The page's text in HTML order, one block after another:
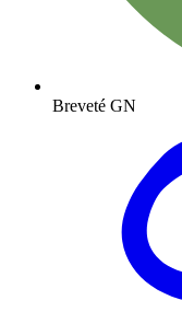
Breveté GN